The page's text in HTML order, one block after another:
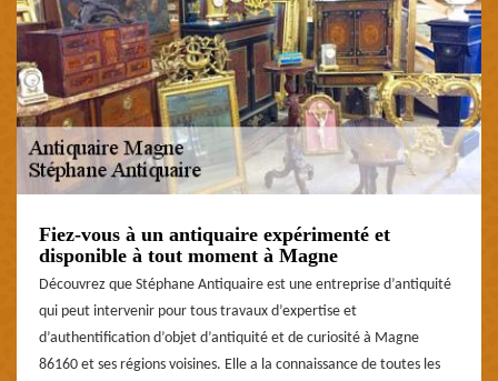
Fiez-vous à un antiquaire expérimenté et
disponible à tout moment à Magne
Découvrez que Stéphane Antiquaire est une entreprise d’antiquité
qui peut intervenir pour tous travaux d’expertise et
d’authentification d’objet d’antiquité et de curiosité à Magne
86160 et ses régions voisines. Elle a la connaissance de toutes les